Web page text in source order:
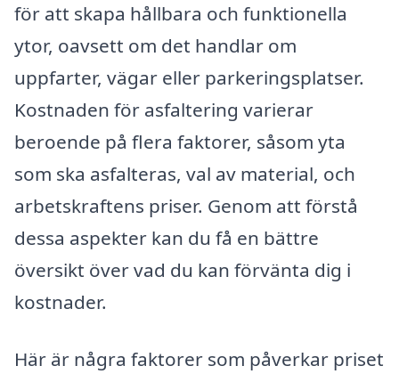
för att skapa hållbara och funktionella
ytor, oavsett om det handlar om
uppfarter, vägar eller parkeringsplatser.
Kostnaden för asfaltering varierar
beroende på flera faktorer, såsom yta
som ska asfalteras, val av material, och
arbetskraftens priser. Genom att förstå
dessa aspekter kan du få en bättre
översikt över vad du kan förvänta dig i
kostnader.
Här är några faktorer som påverkar priset